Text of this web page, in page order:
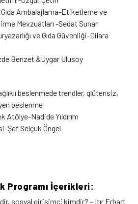
Gıda Ambalajlama-Etiketleme ve
Mevzuatları -Sedat Sunar
ve Gıda Güvenliği-Dilara
Benzet &Uygar Ulusoy
beslenmede trendler, glütensiz,
beslenme
Atölye-Nadide Yıldırım
Şef Selçuk Öngel
Programı İçerikleri:
sosyal girişimci kimdir? – Itır Erhart